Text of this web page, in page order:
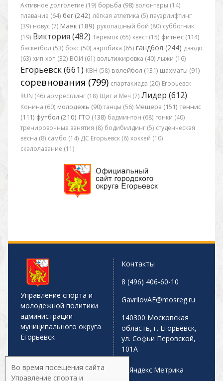
Активное долголетие (19) борьба (98) волонтеры (14)
плавание (64) бег (242) лёгкая атлетика (5) пауэрлифтинг
(39) новус (7) Маяк (189) рукопашный бой (80) субботник
(19) Виктория (482) Теремок (65) квест (15) фитнес (114)
баскетбол (53) бокс (50) аэробика (65) гандбол (244) дзюдо
(63) хип-хоп (32) ВОИ (61) вольтижировка (40) лыжи (16)
Егорьевск (661) КВН (58) волейбол (131) шахматы (91)
соревнования (799) спартакиада (20) Егорьевск
RUN (46) армрестлинг (18) Щит и Меч (7) Лидер (612)
Конина (60) молодежь (90) танцы (56) Мещера (151) теннис
(111) футбол (210) ГТО (138) бадминтон (68) гонки (40)
тренировочные занятия (8) бодибилдинг (5) студенческая
весна (8) самбо (14) ДС Егорьевск (6) хоккей (10)
скалолазание (11)
Управление спорта и
молодежной политики
администрации
муниципального округа
Егорьевск
Контакты
8 (496) 406-60-10
GavrilovAE@mosreg.ru
140300 Московская
область, г. Егорьевск,
ул. Софьи Перовской,
101А
Во время посещения сайта
Управление спорта и